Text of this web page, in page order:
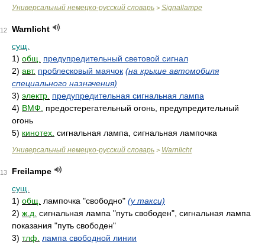
Универсальный немецко-русский словарь > Signallampe
12
Warnlicht
сущ.
1) общ.
предупредительный световой сигнал
2) авт. проблесковый маячок (на крыше автомобиля
специального назначения)
3) электр. предупредительная сигнальная лампа
4) ВМФ.
предостерегательный огонь, предупредительный
огонь
5) кинотех. сигнальная лампа, сигнальная лампочка
Универсальный немецко-русский словарь > Warnlicht
13
Freilampe
сущ.
1) общ. лампочка "свободно" (у такси)
2) ж.д. сигнальная лампа "путь свободен", сигнальная лампа
показания "путь свободен"
3) тлф. лампа свободной линии